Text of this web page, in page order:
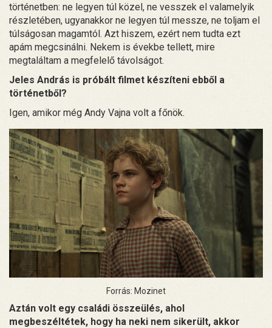
történetben: ne legyen túl közel, ne vesszek el valamelyik
részletében, ugyanakkor ne legyen túl messze, ne toljam el
túlságosan magamtól. Azt hiszem, ezért nem tudta ezt
apám megcsinálni. Nekem is évekbe tellett, mire
megtaláltam a megfelelő távolságot.
Jeles András is próbált filmet készíteni ebből a
történetből?
Igen, amikor még Andy Vajna volt a főnök.
Forrás: Mozinet
Aztán volt egy családi összeülés, ahol
megbeszéltétek, hogy ha neki nem sikerült, akkor